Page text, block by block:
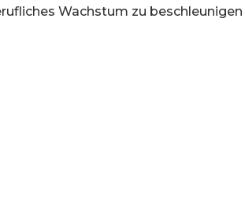
Wachstum zu beschleunigen